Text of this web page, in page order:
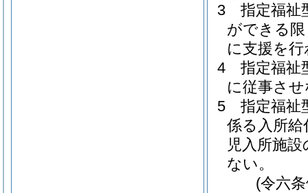
3
指定福祉
ができる
に支援を
4
指定福祉
に従事さ
5
指定福祉
係る入所給
児入所施
ない。
(令六